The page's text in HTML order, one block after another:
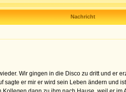
Nachricht
Wir gingen in die Disco zu dritt und er
er mir er wird sein Leben ändern und